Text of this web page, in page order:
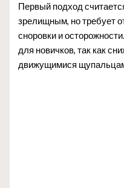
Первый подход
зрелищным, но требует
сноровки и
для новичков, так как
движущимися